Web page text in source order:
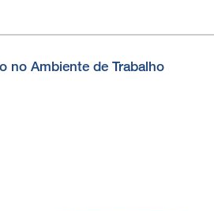
no Ambiente de Trabalho